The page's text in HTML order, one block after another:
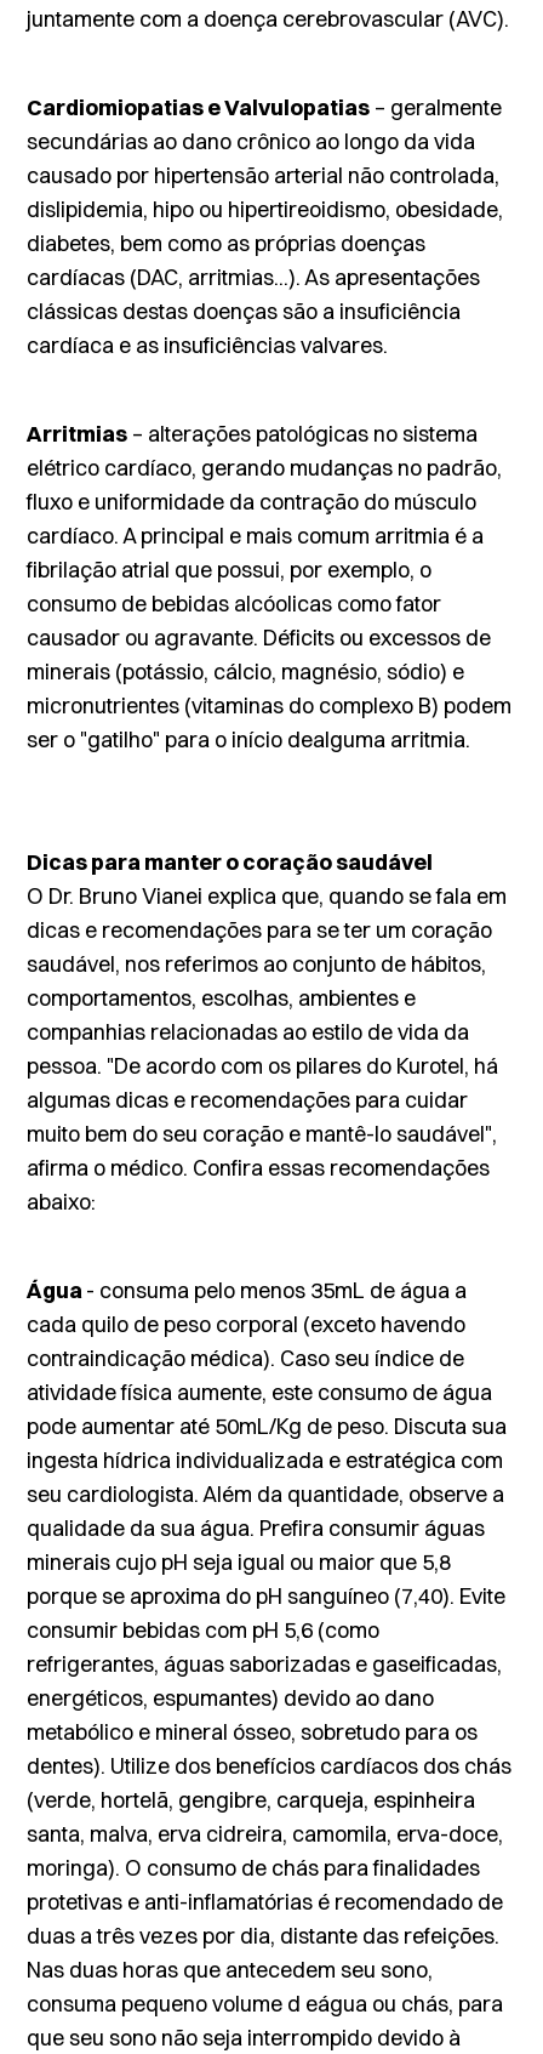
juntamente com a doença cerebrovascular (AVC).
Cardiomiopatias e Valvulopatias – geralmente
secundárias ao dano crônico ao longo da vida
causado por hipertensão arterial não controlada,
dislipidemia, hipo ou hipertireoidismo, obesidade,
diabetes, bem como as próprias doenças
cardíacas (DAC, arritmias...). As apresentações
clássicas destas doenças são a insuficiência
cardíaca e as insuficiências valvares.
Arritmias – alterações patológicas no sistema
elétrico cardíaco, gerando mudanças no padrão,
fluxo e uniformidade da contração do músculo
cardíaco. A principal e mais comum arritmia é a
fibrilação atrial que possui, por exemplo, o
consumo de bebidas alcóolicas como fator
causador ou agravante. Déficits ou excessos de
minerais (potássio, cálcio, magnésio, sódio) e
micronutrientes (vitaminas do complexo B) podem
ser o "gatilho" para o início dealguma arritmia.
Dicas para manter o coração saudável
O Dr. Bruno Vianei explica que, quando se fala em
dicas e recomendações para se ter um coração
saudável, nos referimos ao conjunto de hábitos,
comportamentos, escolhas, ambientes e
companhias relacionadas ao estilo de vida da
pessoa. "De acordo com os pilares do Kurotel, há
algumas dicas e recomendações para cuidar
muito bem do seu coração e mantê-lo saudável",
afirma o médico. Confira essas recomendações
abaixo:
Água- consuma pelo menos 35mL de água a
cada quilo de peso corporal (exceto havendo
contraindicação médica). Caso seu índice de
atividade física aumente, este consumo de água
pode aumentar até 50mL/Kg de peso. Discuta sua
ingesta hídrica individualizada e estratégica com
seu cardiologista. Além da quantidade, observe a
qualidade da sua água. Prefira consumir águas
minerais cujo pH seja igual ou maior que 5,8
porque se aproxima do pH sanguíneo (7,40). Evite
consumir bebidas com pH 5,6 (como
refrigerantes, águas saborizadas e gaseificadas,
energéticos, espumantes) devido ao dano
metabólico e mineral ósseo, sobretudo para os
dentes). Utilize dos benefícios cardíacos dos chás
(verde, hortelã, gengibre, carqueja, espinheira
santa, malva, erva cidreira, camomila, erva-doce,
moringa). O consumo de chás para finalidades
protetivas e anti-inflamatórias é recomendado de
duas a três vezes por dia, distante das refeições.
Nas duas horas que antecedem seu sono,
consuma pequeno volume d eágua ou chás, para
que seu sono não seja interrompido devido à